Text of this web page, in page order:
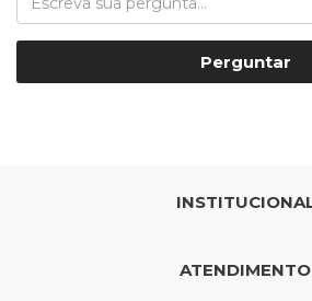
Perguntar
ATENDIMENTO